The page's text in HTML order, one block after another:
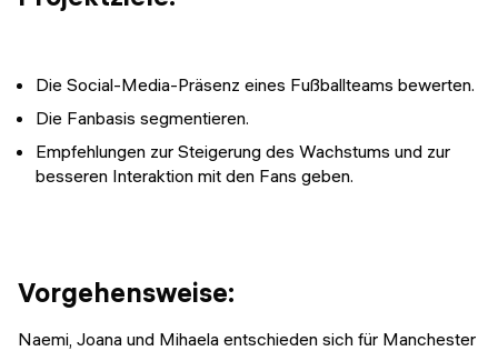
Die Social-Media-Präsenz eines Fußballteams bewerten.
Die Fanbasis segmentieren.
Empfehlungen zur Steigerung des Wachstums und zur
besseren Interaktion mit den Fans geben.
Vorgehensweise:
Naemi, Joana und Mihaela entschieden sich für Manchester